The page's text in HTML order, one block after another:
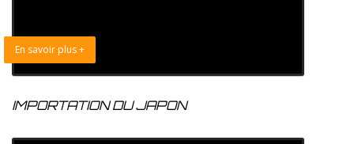
En savoir plus +
IMPORTATION DU JAPON